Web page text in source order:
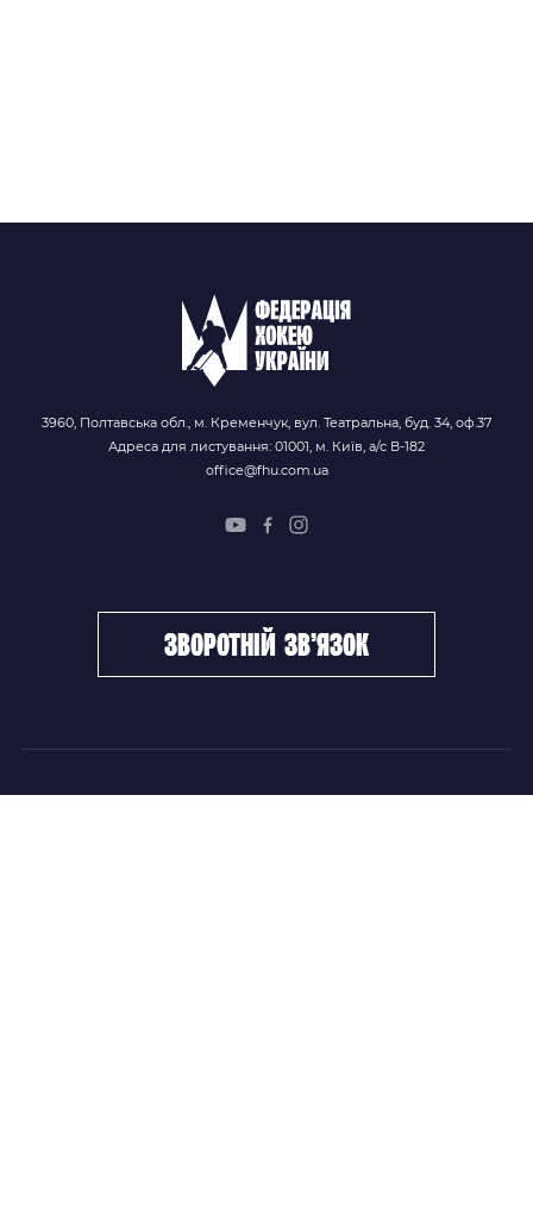
3960, Полтавська обл., м. Кременчук, вул. Театральна, буд. 34, оф.37
Адреса для листування: 01001, м. Київ, а/с В-182
office@fhu.com.ua
зворотній зв’язок